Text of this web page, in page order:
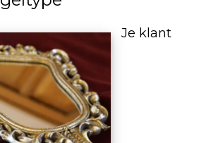
Je klant